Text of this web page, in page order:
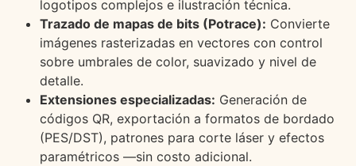
logotipos complejos e ilustración técnica.
Trazado de mapas de bits (Potrace): Convierte
imágenes rasterizadas en vectores con control
sobre umbrales de color, suavizado y nivel de
detalle.
Extensiones especializadas: Generación de
códigos QR, exportación a formatos de bordado
(PES/DST), patrones para corte láser y efectos
paramétricos —sin costo adicional.